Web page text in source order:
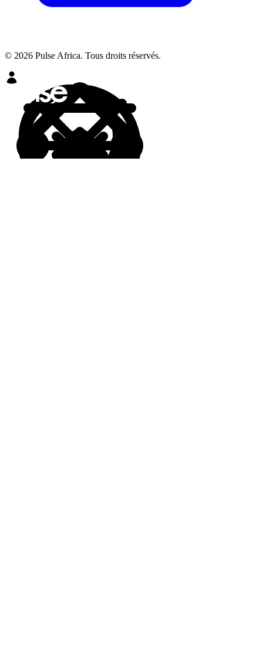
© 2026 Pulse Africa. Tous droits réservés.